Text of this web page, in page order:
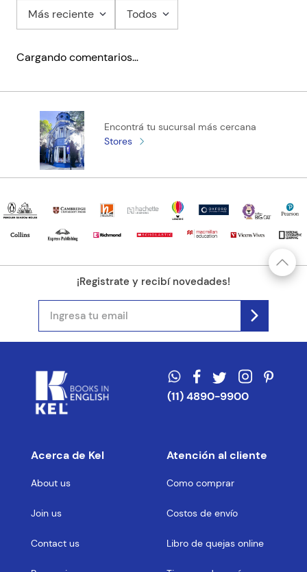
Más reciente Todos
Cargando comentarios…
Encontrá tu sucursal más cercana
Stores
¡Registrate y recibí novedades!
(11) 4890-9900
Acerca de Kel
About us
Join us
Contact us
Atención al cliente
Como comprar
Costos de envío
Libro de quejas online